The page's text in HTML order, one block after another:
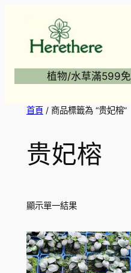
植物/水草滿599
首頁/ 商品標籤為 “贵妃榕”
贵妃榕
顯示單一結果